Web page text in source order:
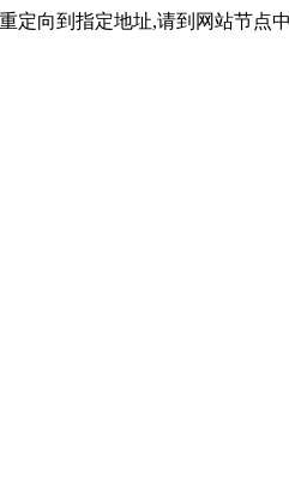
定向到指定地址,请到网站节点